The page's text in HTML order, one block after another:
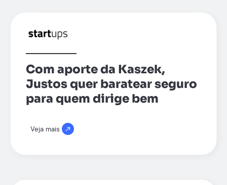
Com aporte da Kaszek,
Justos quer baratear seguro
para quem dirige bem
Veja mais